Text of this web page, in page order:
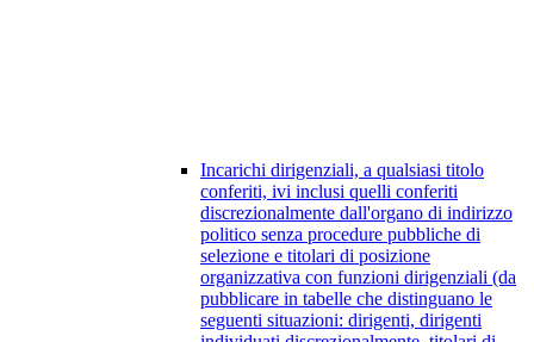
Incarichi dirigenziali, a qualsiasi titolo
conferiti, ivi inclusi quelli conferiti
discrezionalmente dall'organo di indirizzo
politico senza procedure pubbliche di
selezione e titolari di posizione
organizzativa con funzioni dirigenziali (da
pubblicare in tabelle che distinguano le
seguenti situazioni: dirigenti, dirigenti